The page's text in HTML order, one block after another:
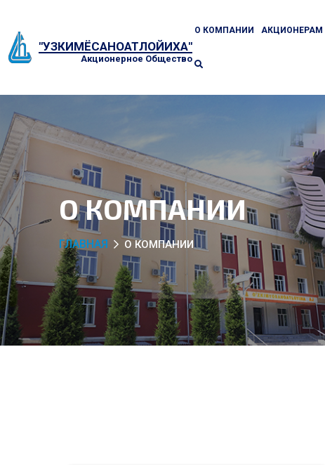
"УЗКИМЁСАНОАТЛОЙИХА"
Акционерное Общество
О КОМПАНИИ АКЦИОНЕРАМ
О КОМПАНИИ
ГЛАВНАЯ О КОМПАНИИ